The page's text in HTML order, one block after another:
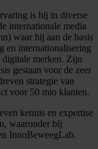
is hij in diverse
internationale media
waar hij aan de basis
en internationalisering
digitale merken. Zijn
gestaan voor de zeer
strategie van
voor 50 mio klanten.
kennis en expertise
waaronder bij
InnoBeweegLab.